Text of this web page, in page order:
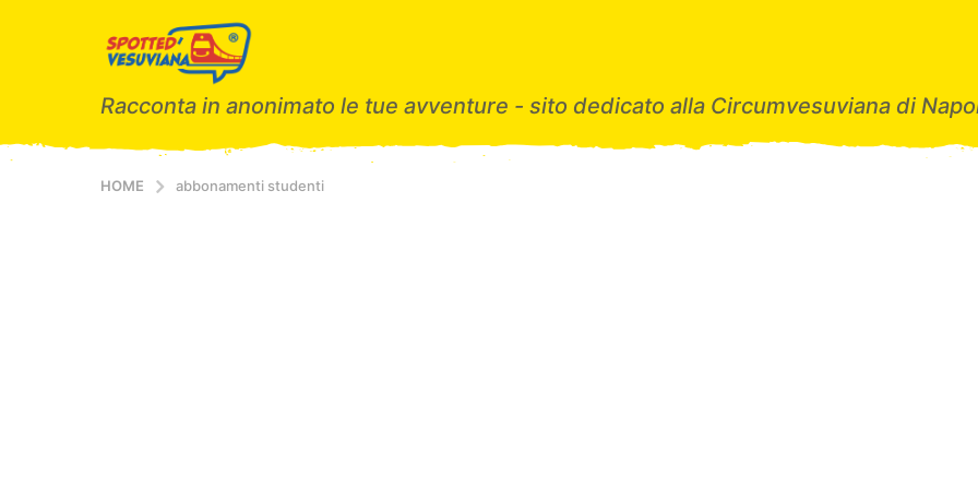
Racconta in anonimato le tue avventure - sito dedicato alla Circumvesuviana di
HOME abbonamenti studenti